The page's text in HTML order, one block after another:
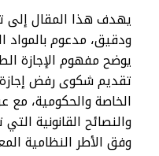
يهدف هذا المقال إلى
ودقيق، مدعوم بالمواد
يوضح مفهوم الإجازة
تقديم شكوى رفض
الخاصة والحكومية، مع
والنصائح القانونية
وفق الأطر النظامية